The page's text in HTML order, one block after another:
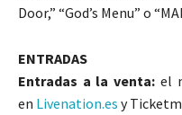
Door,” “God’s Menu” o
ENTRADAS
Entradas a la venta: el
en Livenation.es y